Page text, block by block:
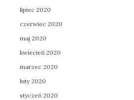
lipiec 2020
czerwiec 2020
maj 2020
kwiecień 2020
marzec 2020
luty 2020
styczeń 2020